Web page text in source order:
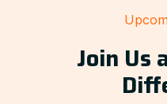
Join Us